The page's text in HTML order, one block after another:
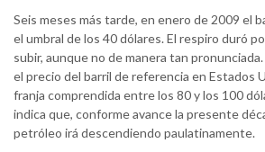
Seis meses más tarde, en enero de 2009 el
el umbral de los 40 dólares. El respiro duró
subir, aunque no de manera tan
el precio del barril de referencia en Estados
franja comprendida entre los 80 y los 100
indica que, conforme avance la presente
petróleo irá descendiendo paulatinamente.